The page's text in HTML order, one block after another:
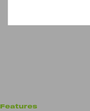
Features